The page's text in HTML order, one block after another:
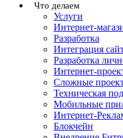
Что делаем
Услуги
Интернет-
Разработка
Интеграция
Разработка
Интернет-
Сложные
Teхническая
Мобильные
Интернет-
Блокчейн